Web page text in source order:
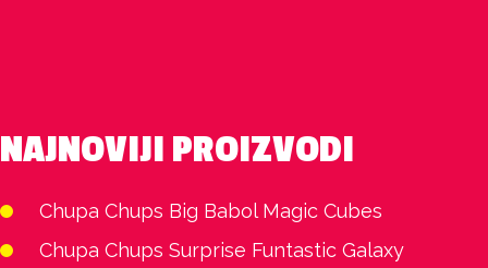
NAJNOVIJI PROIZVODI
Chupa Chups Big Babol Magic Cubes
Chupa Chups Surprise Funtastic Galaxy